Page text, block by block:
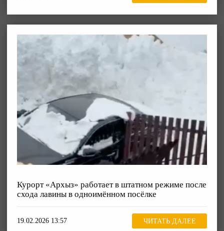
Курорт «Архыз» работает в штатном режиме после
схода лавины в одноимённом посёлке
19.02.2026 13:57 ЧИТАТЬ ДАЛЕЕ